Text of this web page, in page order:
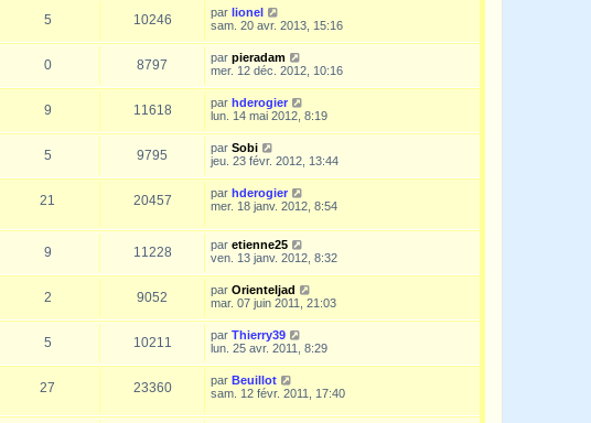
5 10246 par lionel
sam. 20 avr. 2013, 15:16
0 8797 par pieradam
mer. 12 déc. 2012, 10:16
9 11618 par hderogier
lun. 14 mai 2012, 8:19
5 9795 par Sobi
jeu. 23 févr. 2012, 13:44
21 20457 par hderogier
mer. 18 janv. 2012, 8:54
9 11228 par etienne25
ven. 13 janv. 2012, 8:32
2 9052 par Orienteljad
mar. 07 juin 2011, 21:03
5 10211 par Thierry39
lun. 25 avr. 2011, 8:29
27 23360 par Beuillot
sam. 12 févr. 2011, 17:40